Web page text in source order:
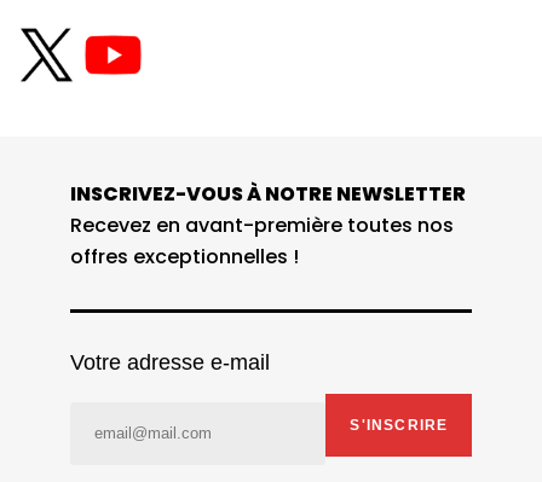
INSCRIVEZ-VOUS À NOTRE NEWSLETTER
Recevez en avant-première toutes nos
offres exceptionnelles !
Votre adresse e-mail
S'INSCRIRE